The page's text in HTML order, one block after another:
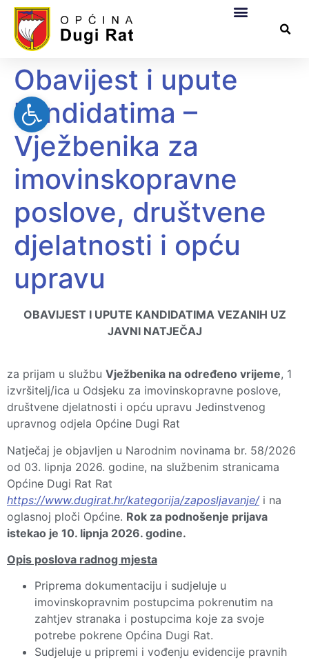
Obavijest i upute
kandidatima –
Vježbenika za
imovinskopravne
poslove, društvene
djelatnosti i opću
upravu
OBAVIJEST I UPUTE KANDIDATIMA VEZANIH UZ
JAVNI NATJEČAJ
za prijam u službu Vježbenika na određeno vrijeme, 1
izvršitelj/ica u Odsjeku za imovinskopravne poslove,
društvene djelatnosti i opću upravu Jedinstvenog
upravnog odjela Općine Dugi Rat
Natječaj je objavljen u Narodnim novinama br. 58/2026
od 03. lipnja 2026. godine, na službenim stranicama
Općine Dugi Rat Rat
https://www.dugirat.hr/kategorija/zaposljavanje/i na
oglasnoj ploči Općine. Rok za podnošenje prijava
istekao je 10. lipnja 2026. godine.
Opis poslova radnog mjesta
Priprema dokumentaciju i sudjeluje u
imovinskopravnim postupcima pokrenutim na
zahtjev stranaka i postupcima koje za svoje
potrebe pokrene Općina Dugi Rat.
Sudjeluje u pripremi i vođenju evidencije pravnih
Open toolbar